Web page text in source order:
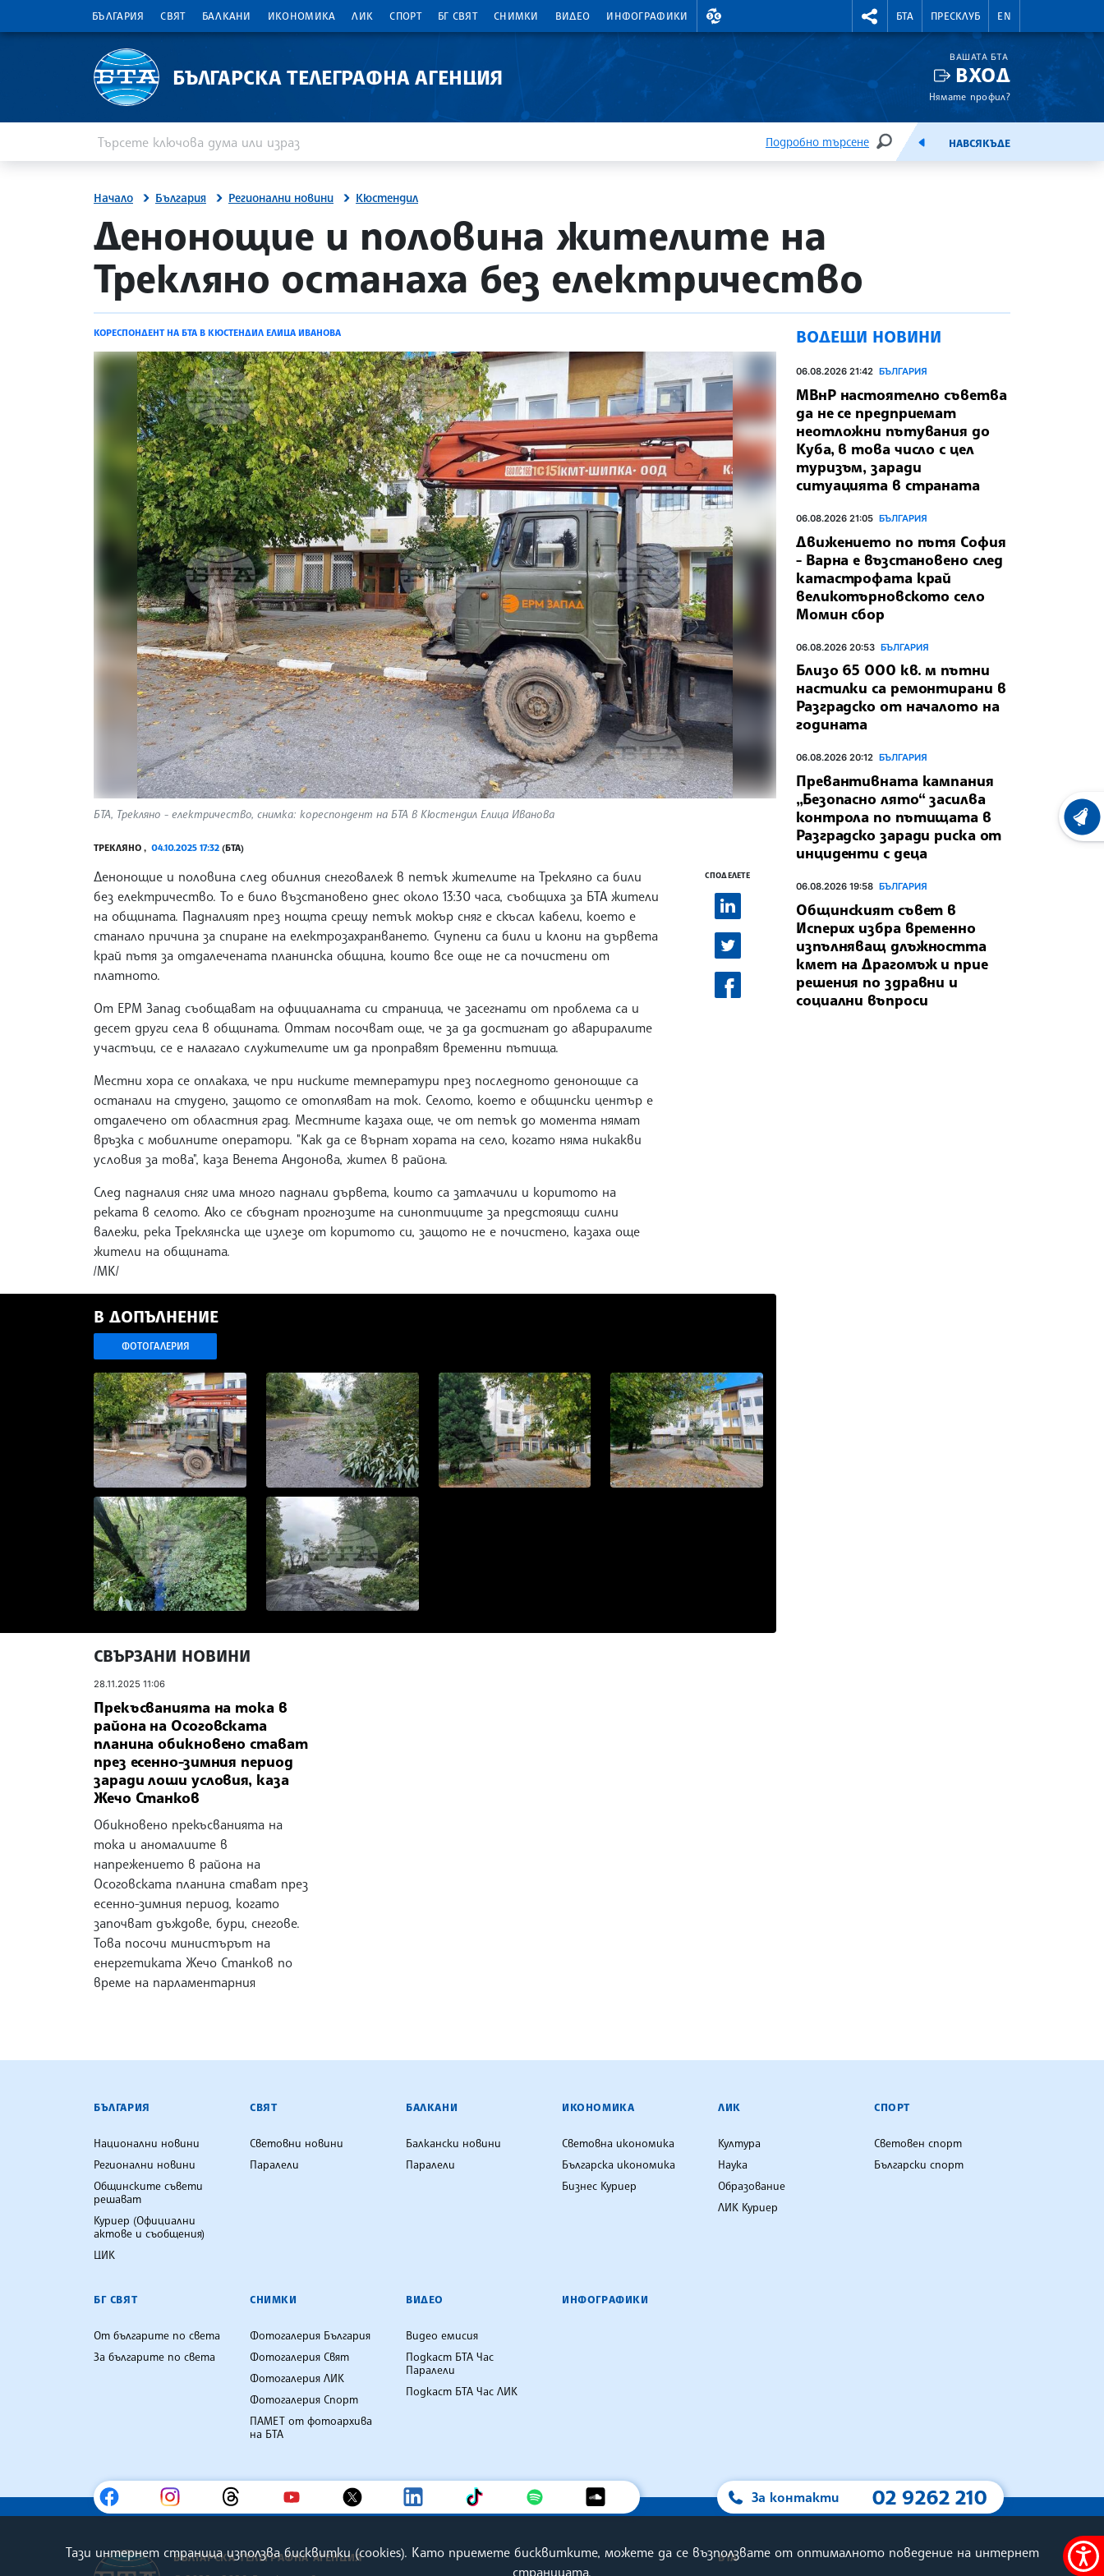
Меню
БЪЛГАРИЯ СВЯТ БАЛКАНИ ИКОНОМИКА ЛИК СПОРТ БГ СВЯТ СНИМКИ ВИДЕО ИНФОГРАФИКИ
ВАЛУТНИ КУРСОВЕ RIGHTMENU.SOCIAL
БТА ПРЕСКЛУБ EN
БЪЛГАРСКА ТЕЛЕГРАФНА АГЕНЦИЯ
ВАШАТА БТА
ВХОД
Нямате профил?
Подробно търсене
ТЪРСЕНЕЕМИСИЯНАВСЯКЪДЕ
Начало България Регионални новини Кюстендил
site.bta
Денонощие и половина жителите на
Трекляно останаха без електричество
КОРЕСПОНДЕНТ НА БТА В КЮСТЕНДИЛ ЕЛИЦА ИВАНОВА
БТА, Трекляно - електричество, снимка: кореспондент на БТА в Кюстендил Елица Иванова
ТРЕКЛЯНО , 04.10.2025 17:32 (БТА)
Денонощие и половина след обилния снеговалеж в петък жителите на Трекляно са били
без електричество. То е било възстановено днес около 13:30 часа, съобщиха за БТА жители
на общината. Падналият през нощта срещу петък мокър сняг е скъсал кабели, което е
станало причина за спиране на електрозахранването. Счупени са били и клони на дървета
край пътя за отдалечената планинска община, които все още не са почистени от
платното.
От ЕРМ Запад съобщават на официалната си страница, че засегнати от проблема са и
десет други села в общината. Оттам посочват още, че за да достигнат до авариралите
участъци, се е налагало служителите им да проправят временни пътища.
Местни хора се оплакаха, че при ниските температури през последното денонощие са
останали на студено, защото се отопляват на ток. Селото, което е общински център е
отдалечено от областния град. Местните казаха още, че от петък до момента нямат
връзка с мобилните оператори. "Как да се върнат хората на село, когато няма никакви
условия за това", каза Венета Андонова, жител в района.
След падналия сняг има много паднали дървета, които са затлачили и коритото на
реката в селото. Ако се сбъднат прогнозите на синоптиците за предстоящи силни
валежи, река Треклянска ще излезе от коритото си, защото не е почистено, казаха още
жители на общината.
/МК/
СПОДЕЛЕТЕ
В ДОПЪЛНЕНИЕ
ФОТОГАЛЕРИЯ
СВЪРЗАНИ НОВИНИ
28.11.2025 11:06
Прекъсванията на тока в
района на Осоговската
планина обикновено стават
през есенно-зимния период
заради лоши условия, каза
Жечо Станков
Обикновено прекъсванията на
тока и аномалиите в
напрежението в района на
Осоговската планина стават през
есенно-зимния период, когато
започват дъждове, бури, снегове.
Това посочи министърът на
енергетиката Жечо Станков по
време на парламентарния
ВОДЕЩИ НОВИНИ
06.08.2026 21:42 БЪЛГАРИЯ
МВнР настоятелно съветва
да не се предприемат
неотложни пътувания до
Куба, в това число с цел
туризъм, заради
ситуацията в страната
06.08.2026 21:05 БЪЛГАРИЯ
Движението по пътя София
- Варна е възстановено след
катастрофата край
великотърновското село
Момин сбор
06.08.2026 20:53 БЪЛГАРИЯ
Близо 65 000 кв. м пътни
настилки са ремонтирани в
Разградско от началото на
годината
06.08.2026 20:12 БЪЛГАРИЯ
Превантивната кампания
„Безопасно лято“ засилва
контрола по пътищата в
Разградско заради риска от
инциденти с деца
06.08.2026 19:58 БЪЛГАРИЯ
Общинският съвет в
Исперих избра временно
изпълняващ длъжността
кмет на Драгомъж и прие
решения по здравни и
социални въпроси
БЪЛГАРСКА ТЕЛЕГРАФНА АГЕНЦИЯ
БЪЛГАРИЯ
Национални новини
Регионални новини
Общинските съвети
решават
Куриер (Официални
актове и съобщения)
ЦИК
СВЯТ
Световни новини
Паралели
БАЛКАНИ
Балкански новини
Паралели
ИКОНОМИКА
Световна икономика
Българска икономика
Бизнес Куриер
ЛИК
Култура
Наука
Образование
ЛИК Куриер
СПОРТ
Световен спорт
Български спорт
БГ СВЯТ
От българите по света
За българите по света
СНИМКИ
Фотогалерия България
Фотогалерия Свят
Фотогалерия ЛИК
Фотогалерия Спорт
ПАМЕТ от фотоархива
на БТА
ВИДЕО
Видео емисия
Подкаст БТА Час
Паралели
Подкаст БТА Час ЛИК
ИНФОГРАФИКИ
За контакти 02 9262 210
БЪЛГАРСКА ТЕЛЕГРАФНА АГЕНЦИЯ
БТА
Тази интернет страница използва бисквитки (cookies). Като приемете бисквитките, можете да се възползвате от оптималното поведение на интернет
страницата.